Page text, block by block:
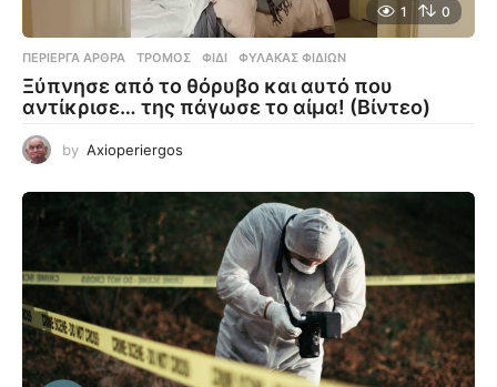
1 0
ΠΕΡΊΕΡΓΑ ΆΡΘΡΑ ΤΡΌΜΟΣ ,ΦΊΔΙ ,ΦΎΛΑΚΑΣ ΦΙΔΙΏΝ
Ξύπνησε από το θόρυβο και αυτό που
αντίκρισε… της πάγωσε το αίμα! (Βίντεο)
by Axioperiergos